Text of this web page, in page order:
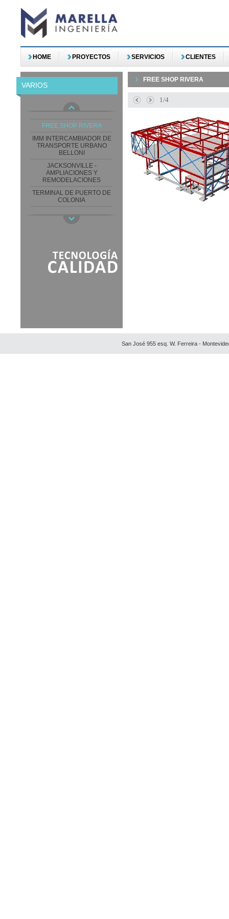
HOME PROYECTOS SERVICIOS CLIENTES
VARIOS
AMPLIACION SANATORIO
FREE SHOP RIVERA
IMM INTERCAMBIADOR DE
TRANSPORTE URBANO
BELLONI
JACKSONVILLE -
AMPLIACIONES Y
REMODELACIONES
TERMINAL DE PUERTO DE
COLONIA
CENTRO DE
FREE SHOP RIVERA
2/4
San José 955 esq. W. Ferreira -